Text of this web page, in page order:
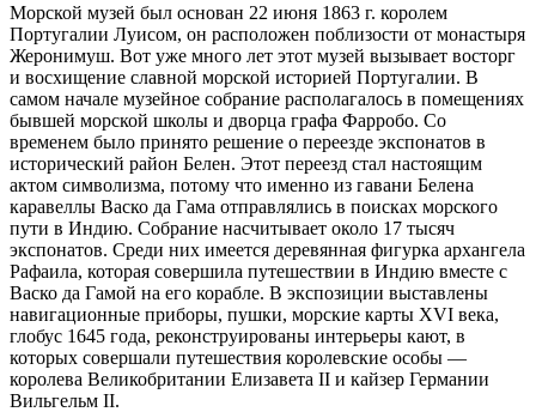
Морской музей был основан 22 июня 1863 г. королем
Португалии Луисом, он расположен поблизости от монастыря
Жеронимуш. Вот уже много лет этот музей вызывает восторг
и восхищение славной морской историей Португалии. В
самом начале музейное собрание располагалось в помещениях
бывшей морской школы и дворца графа Фарробо. Со
временем было принято решение о переезде экспонатов в
исторический район Белен. Этот переезд стал настоящим
актом символизма, потому что именно из гавани Белена
каравеллы Васко да Гама отправлялись в поисках морского
пути в Индию. Собрание насчитывает около 17 тысяч
экспонатов. Среди них имеется деревянная фигурка архангела
Рафаила, которая совершила путешествии в Индию вместе с
Васко да Гамой на его корабле. В экспозиции выставлены
навигационные приборы, пушки, морские карты XVI века,
глобус 1645 года, реконструированы интерьеры кают, в
которых совершали путешествия королевские особы —
королева Великобритании Елизавета II и кайзер Германии
Вильгельм II.